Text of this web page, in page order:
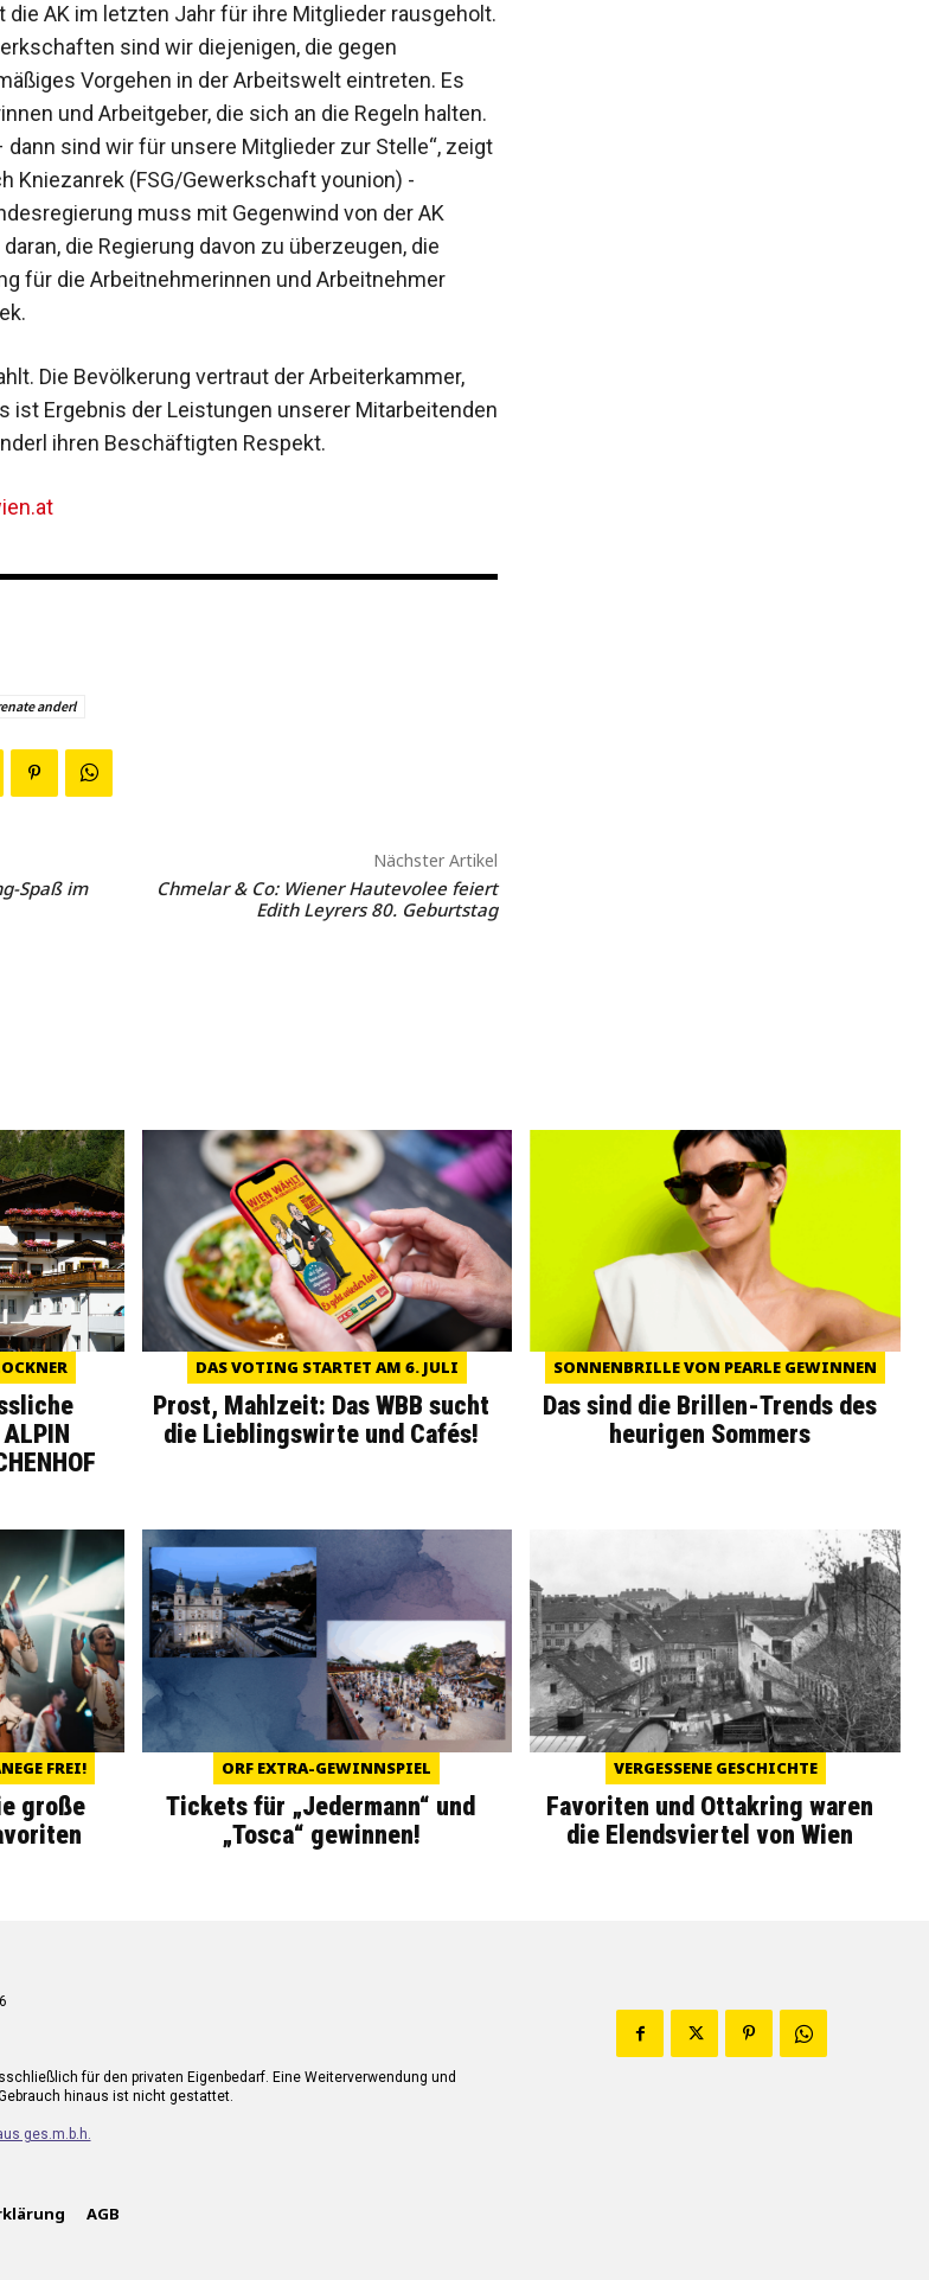
die AK im letzten Jahr für ihre Mitglieder rausgeholt.
sind wir die­jenigen, die gegen
Vorgehen in der ­Arbeitswelt eintreten. Es
und Arbeitgeber, die sich an die Regeln halten.
dann sind wir für unsere Mitglieder zur Stelle“, zeigt
Kniezanrek (FSG/Gewerkschaft younion)
muss mit Gegenwind von der AK
die Regierung davon zu über­zeugen, die
für die Arbeitneh­merinnen und Arbeitnehmer
Die Bevölkerung vertraut der Arbeiterkammer,
ist Ergebnis der Leistungen unserer Mit­arbeitenden
ihren ­Beschäftigten Respekt.
anderl
Spaß im
Nächster Artikel
Chmelar & Co: Wiener Hautevolee feiert
Edith Leyrers 80. Geburtstag
DAS VOTING STARTET AM 6. JULI
Prost, Mahlzeit: Das WBB sucht
die Lieblingswirte und Cafés!
SONNENBRILLE VON PEARLE GEWINNEN
Das sind die Brillen-Trends des
heurigen Sommers
FREI!
große
ORF EXTRA-GEWINNSPIEL
Tickets für „Jedermann“ und
„Tosca“ gewinnen!
VERGESSENE GESCHICHTE
Favoriten und Ottakring waren
die Elendsviertel von Wien
für den privaten Eigenbedarf. Eine Weiterverwendung und
hinaus ist nicht gestattet.
ges.m.b.h.
AGB